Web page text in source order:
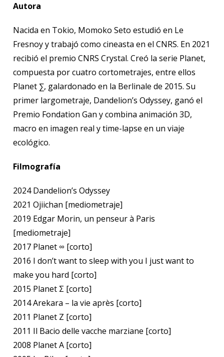
Autora
Nacida en Tokio, Momoko Seto estudió en Le
Fresnoy y trabajó como cineasta en el CNRS. En 2021
recibió el premio CNRS Crystal. Creó la serie Planet,
compuesta por cuatro cortometrajes, entre ellos
Planet ∑, galardonado en la Berlinale de 2015. Su
primer largometraje, Dandelion’s Odyssey, ganó el
Premio Fondation Gan y combina animación 3D,
macro en imagen real y time-lapse en un viaje
ecológico.
Filmografía
2024 Dandelion’s Odyssey
2021 Ojiichan [mediometraje]
2019 Edgar Morin, un penseur à Paris
[mediometraje]
2017 Planet ∞ [corto]
2016 I don’t want to sleep with you I just want to
make you hard [corto]
2015 Planet Σ [corto]
2014 Arekara – la vie après [corto]
2011 Planet Z [corto]
2011 Il Bacio delle vacche marziane [corto]
2008 Planet A [corto]